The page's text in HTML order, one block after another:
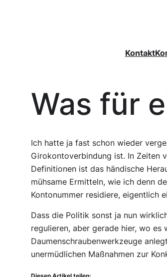
Kontakt
Was für
Ich hatte ja fast schon wieder
Girokontoverbindung ist. In Zeiten
Definitionen ist das händische
mühsame Ermitteln, wie ich denn
Kontonummer residiere, eigentlich
Dass die Politik sonst ja nun
regulieren, aber gerade hier, wo
Daumenschraubenwerkzeuge
unermüdlichen Maßnahmen zur